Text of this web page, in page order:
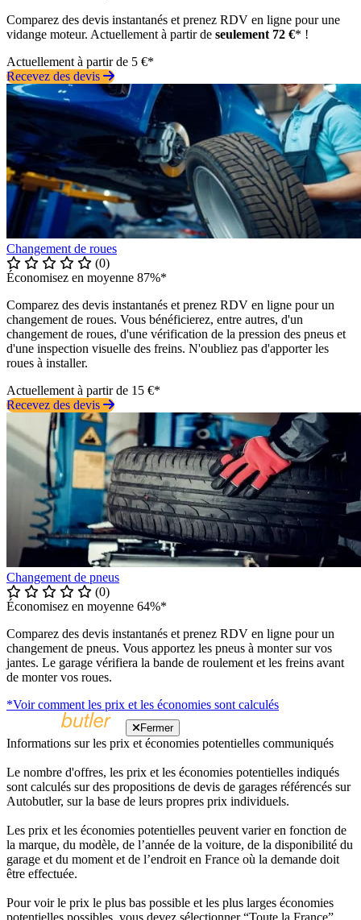
Comparez des devis instantanés et prenez RDV en ligne pour une
vidange moteur. Actuellement à partir de seulement 72 €* !
Actuellement à partir de 5 €*
Recevez des devis
Changement de roues
(0)
Économisez en moyenne 87%*
Comparez des devis instantanés et prenez RDV en ligne pour un
changement de roues. Vous bénéficierez, entre autres, d'un
changement de roues, d'une vérification de la pression des pneus et
d'une inspection visuelle des freins. N'oubliez pas d'apporter les
roues à installer.
Actuellement à partir de 15 €*
Recevez des devis
Changement de pneus
(0)
Économisez en moyenne 64%*
Comparez des devis instantanés et prenez RDV en ligne pour un
changement de pneus. Vous apportez les pneus à monter sur vos
jantes. Le garage vérifiera la bande de roulement et les freins avant
de monter vos roues.
*Voir comment les prix et les économies sont calculés
Fermer
Informations sur les prix et économies potentielles communiqués
Le nombre d'offres, les prix et les économies potentielles indiqués
sont calculés sur des propositions de devis de garages référencés sur
Autobutler, sur la base de leurs propres prix individuels.
Les prix et les économies potentielles peuvent varier en fonction de
la marque, du modèle, de l’année de la voiture, de la disponibilité du
garage et du moment et de l’endroit en France où la demande doit
être effectuée.
Pour voir le prix le plus bas possible et les plus larges économies
potentielles possibles, vous devez sélectionner “Toute la France”